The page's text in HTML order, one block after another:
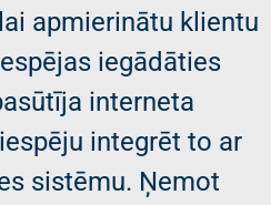
apmierinātu klientu
iegādāties
interneta
integrēt to ar
sistēmu. Ņemot